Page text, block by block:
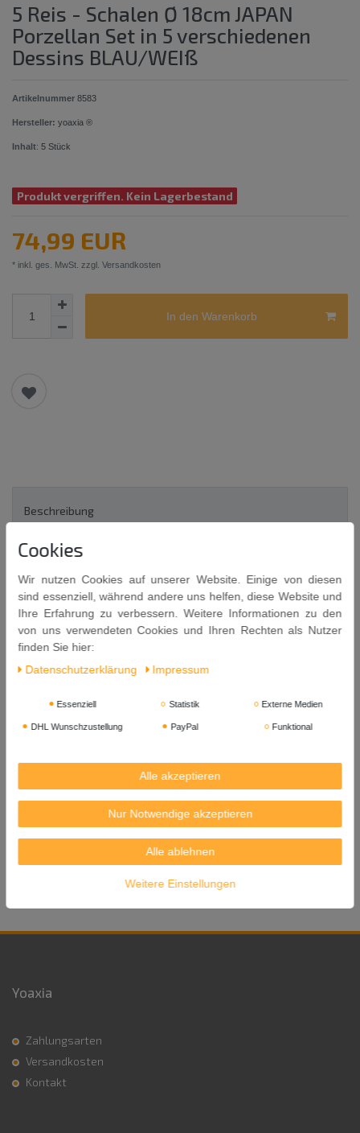
5 Reis - Schalen Ø 18cm JAPAN
Porzellan Set in 5 verschiedenen
Dessins BLAU/WEIß
Artikelnummer 8583
Hersteller: yoaxia ®
Inhalt: 5 Stück
Produkt vergriffen. Kein Lagerbestand
74,99 EUR
* inkl. ges. MwSt. zzgl. Versandkosten
In den Warenkorb
Beschreibung
Weitere Details
EU-Verantwortlicher
Dessins BLAU/WEIß
5 Reisschalen ca. Ø 18 cm / ca. Höhe 9 cm
Die Schalen haben innen und außen ein Dekor.
Jede Schale hat ein anderes Muster / Dessin in verschiedenen
Maße ca.: Ø 18 cm oben / am Boden Ø 8,5 cm / Höhe 9 cm
Herkunft: Japan
Versandgewicht: 4.000g
Yoaxia
Zahlungsarten
Versandkosten
Kontakt
Cookies
Wir nutzen Cookies auf unserer Website. Einige von diesen
sind essenziell, während andere uns helfen, diese Website und
Ihre Erfahrung zu verbessern. Weitere Informationen zu den
von uns verwendeten Cookies und Ihren Rechten als Nutzer
finden Sie hier:
Daten­schutz­erklärung
Impressum
Essenziell Statistik Externe Medien
DHL Wunschzustellung PayPal Funktional
Alle akzeptieren
Nur Notwendige akzeptieren
Alle ablehnen
Weitere Einstellungen